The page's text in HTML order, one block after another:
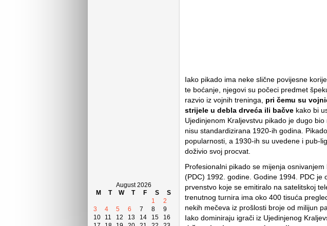
August 2026
M
T W T F S
S
1
2
3
4 5 6 7 8
9
10
11 12 13 14 15
16
Iako pikado ima neke slične povijesne
te boćanje, njegovi su počeci predmet
razvio iz vojnih treninga,
pri čemu su
strijele u debla drveća ili bačve kako bi
Ujedinjenom Kraljevstvu pikado je dugo
nisu standardizirana 1920-ih godina.
popularnosti, a 1930-ih su uvedene i pub-
doživio svoj procvat.
Profesionalni pikado se mijenja
(PDC) 1992. godine. Godine 1994. PDC je
prvenstvo koje se emitiralo na satelitskoj
trenutnog turnira ima oko 400 tisuća
nekih mečeva iz prošlosti broje od milijun
Iako dominiraju igrači iz Ujedinjenog